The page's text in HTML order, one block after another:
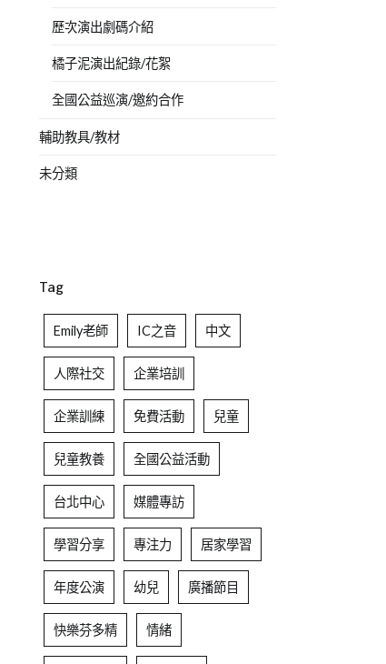
歷次演出劇碼介紹
橘子泥演出紀錄/花絮
全國公益巡演/邀約合作
輔助教具/教材
未分類
Tag
Emily老師 IC之音 中文
人際社交 企業培訓
企業訓練 免費活動 兒童
兒童教養 全國公益活動
台北中心 媒體專訪
學習分享 專注力 居家學習
年度公演 幼兒 廣播節目
快樂芬多精 情緒